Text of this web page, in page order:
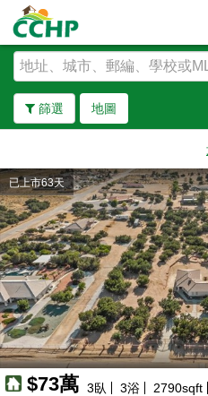
篩選 地圖
去除邊界
已上市63天
$73萬 3臥 3浴 2790sqft